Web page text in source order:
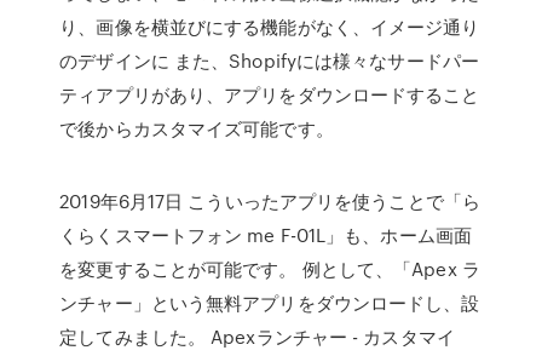
り、画像を横並びにする機能がなく、イメージ通り
のデザインに また、Shopifyには様々なサードパー
ティアプリがあり、アプリをダウンロードすること
で後からカスタマイズ可能です。
2019年6月17日 こういったアプリを使うことで「ら
くらくスマートフォン me F-01L」も、ホーム画面
を変更することが可能です。 例として、「Apex ラ
ンチャー」という無料アプリをダウンロードし、設
定してみました。 Apexランチャー - カスタマイ